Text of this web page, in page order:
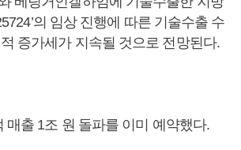
의 임상 진행에 따른 기술수출 수
증가세가 지속될 것으로 전망된다.
매출 1조 원 돌파를 이미 예약했다.